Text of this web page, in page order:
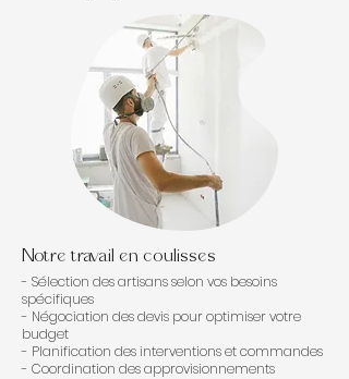
Notre travail en coulisses
- Sélection des artisans selon vos besoins
spécifiques
- Négociation des devis pour optimiser votre
budget
- Planification des interventions et commandes
- Coordination des approvisionnements